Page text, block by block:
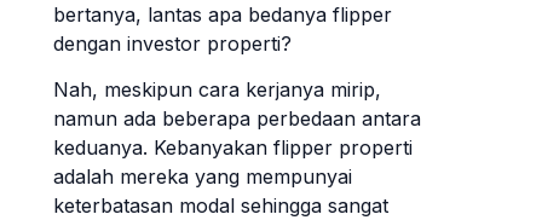
bertanya, lantas apa bedanya flipper
dengan investor properti?
Nah, meskipun cara kerjanya mirip,
namun ada beberapa perbedaan antara
keduanya. Kebanyakan flipper properti
adalah mereka yang mempunyai
keterbatasan modal sehingga sangat